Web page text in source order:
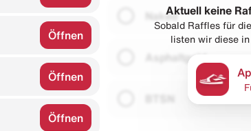
Öffnen
Öffnen
Öffnen
Naked
Asphaltgold
Aktuell keine
Sobald Raffles für
listen wir diese in